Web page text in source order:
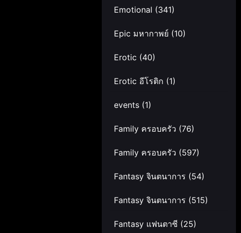
Emotional (341)
Epic มหากาพย์ (10)
Erotic (40)
Erotic อีโรติก (1)
events (1)
Family ครอบครัว (76)
Family ครอบครัว (597)
Fantasy จินตนาการ (54)
Fantasy จินตนาการ (515)
Fantasy แฟนตาซี (25)